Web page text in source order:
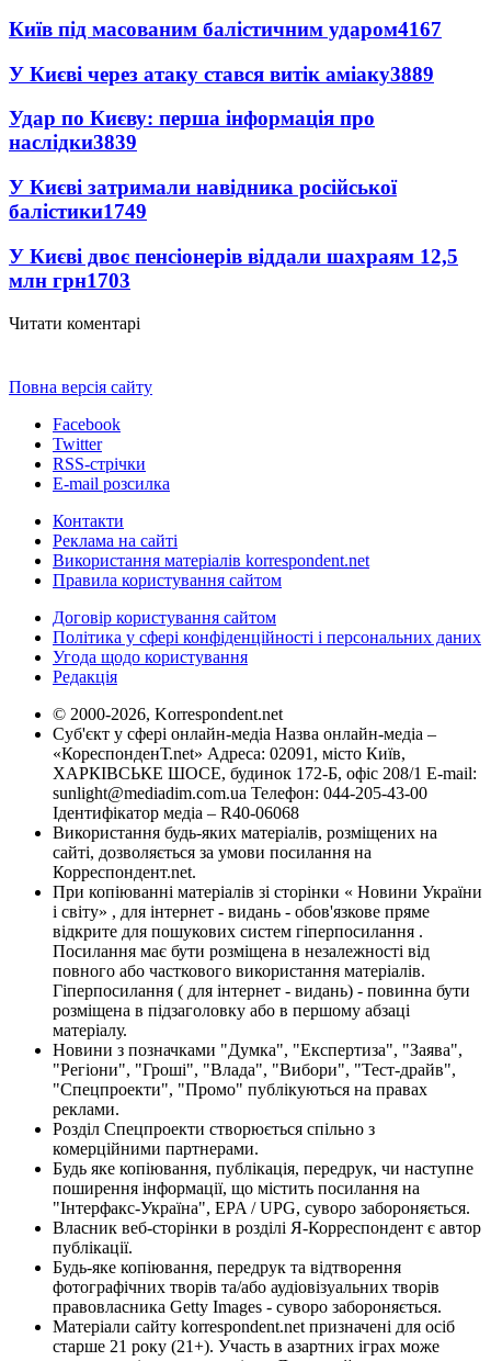
Київ під масованим балістичним ударом4167
У Києві через атаку стався витік аміаку3889
Удар по Києву: перша інформація про
наслідки3839
У Києві затримали навідника російської
балістики1749
У Києві двоє пенсіонерів віддали шахраям 12,5
млн грн1703
Читати коментарі
Повна версія сайту
Facebook
Twitter
RSS-стрічки
E-mail розсилка
Контакти
Реклама на сайті
Використання матеріалів korrespondent.net
Правила користування сайтом
Договір користування сайтом
Політика у сфері конфіденційності і персональних даних
Угода щодо користування
Редакція
© 2000-2026, Korrespondent.net
Суб'єкт у сфері онлайн-медіа Назва онлайн-медіа –
«КореспонденТ.net» Адреса: 02091, місто Київ,
ХАРКІВСЬКЕ ШОСЕ, будинок 172-Б, офіс 208/1 E-mail:
sunlight@mediadim.com.ua Телефон: 044-205-43-00
Ідентифікатор медіа – R40-06068
Використання будь-яких матеріалів, розміщених на
сайті, дозволяється за умови посилання на
Корреспондент.net.
При копіюванні матеріалів зі сторінки « Новини України
і світу» , для інтернет - видань - обов'язкове пряме
відкрите для пошукових систем гіперпосилання .
Посилання має бути розміщена в незалежності від
повного або часткового використання матеріалів.
Гіперпосилання ( для інтернет - видань) - повинна бути
розміщена в підзаголовку або в першому абзаці
матеріалу.
Новини з позначками "Думка", "Експертиза", "Заява",
"Регіони", "Гроші", "Влада", "Вибори", "Тест-драйв",
"Спецпроекти", "Промо" публікуються на правах
реклами.
Розділ Спецпроекти створюється спільно з
комерційними партнерами.
Будь яке копіювання, публікація, передрук, чи наступне
поширення інформації, що містить посилання на
"Інтерфакс-Україна", EPA / UPG, суворо забороняється.
Власник веб-сторінки в розділі Я-Корреспондент є автор
публікації.
Будь-яке копіювання, передрук та відтворення
фотографічних творів та/або аудіовізуальних творів
правовласника Getty Images - суворо забороняється.
Матеріали сайту korrespondent.net призначені для осіб
старше 21 року (21+). Участь в азартних іграх може